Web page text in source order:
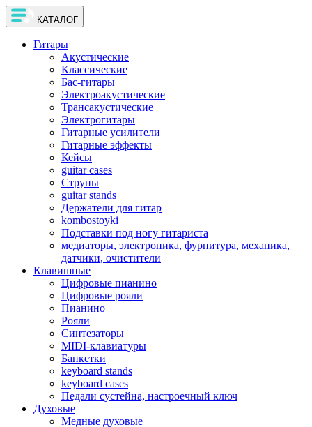
КАТАЛОГ
Гитары
Акустические
Классические
Бас-гитары
Электроакустические
Трансакустические
Электрогитары
Гитарные усилители
Гитарные эффекты
Кейсы
guitar cases
Струны
guitar stands
Держатели для гитар
kombostoyki
Подставки под ногу гитариста
медиаторы, электроника, фурнитура, механика,
датчики, очистители
Клавишные
Цифровые пианино
Цифровые рояли
Пианино
Рояли
Синтезаторы
MIDI-клавиатуры
Банкетки
keyboard stands
keyboard cases
Педали сустейна, настроечный ключ
Духовые
Медные духовые